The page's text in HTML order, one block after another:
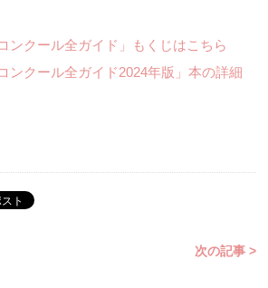
ンクール全ガイド」もくじはこちら
ンクール全ガイド2024年版」本の詳細
次の記事 >